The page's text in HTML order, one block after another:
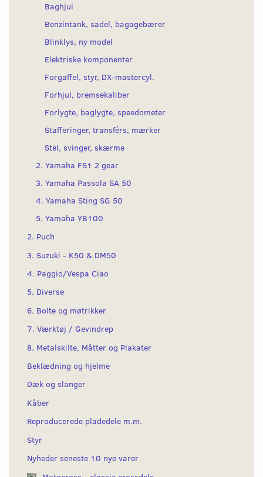
Baghjul
Benzintank, sadel, bagagebærer
Blinklys, ny model
Elektriske komponenter
Forgaffel, styr, DX-mastercyl.
Forhjul, bremsekaliber
Forlygte, baglygte, speedometer
Stafferinger, transférs, mærker
Stel, svinger, skærme
2. Yamaha FS1 2 gear
3. Yamaha Passola SA 50
4. Yamaha Sting SG 50
5. Yamaha YB100
2. Puch
3. Suzuki - K50 & DM50
4. Paggio/Vespa Ciao
5. Diverse
6. Bolte og møtrikker
7. Værktøj / Gevindrep
8. Metalskilte, Måtter og Plakater
Beklædning og hjelme
Dæk og slanger
Kåber
Reproducerede pladedele m.m.
Styr
Nyheder seneste 10 nye varer